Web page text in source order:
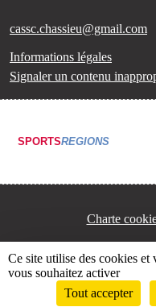
cassc.chassieu@gmail.com
Informations légales
Signaler un contenu
SPORTSREGIONS
Charte
Envie de participer ?
Ce site utilise des cookies
vous souhaitez activer
Tout accepter